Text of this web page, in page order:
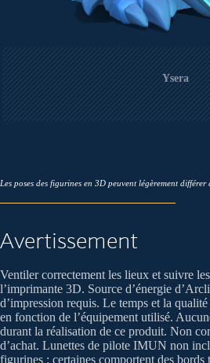
Ysera
Les poses des figurines en 3D peuvent légèrement différer
Avertissement
Ventiler correctement les lieux et suivre
l’imprimante 3D. Source d’énergie
d’impression requis. Le temps et la
en fonction de l’équipement utilisé.
durant la réalisation de ce produit. Non
d’achat. Lunettes de pilote IMUN non
figurines : certaines comportent des bords